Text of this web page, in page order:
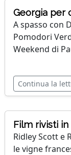
Georgia per
A spasso con
Pomodori
Weekend di
Continua la
Film rivisti
Ridley Scott e
le vigne